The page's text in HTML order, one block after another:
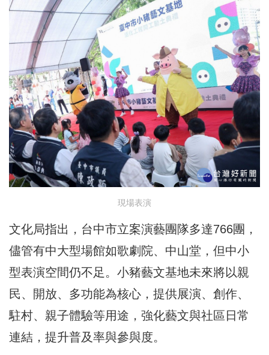
現場表演
文化局指出，台中市立案演藝團隊多達766團，
儘管有中大型場館如歌劇院、中山堂，但中小
型表演空間仍不足。小豬藝文基地未來將以親
民、開放、多功能為核心，提供展演、創作、
駐村、親子體驗等用途，強化藝文與社區日常
連結，提升普及率與參與度。